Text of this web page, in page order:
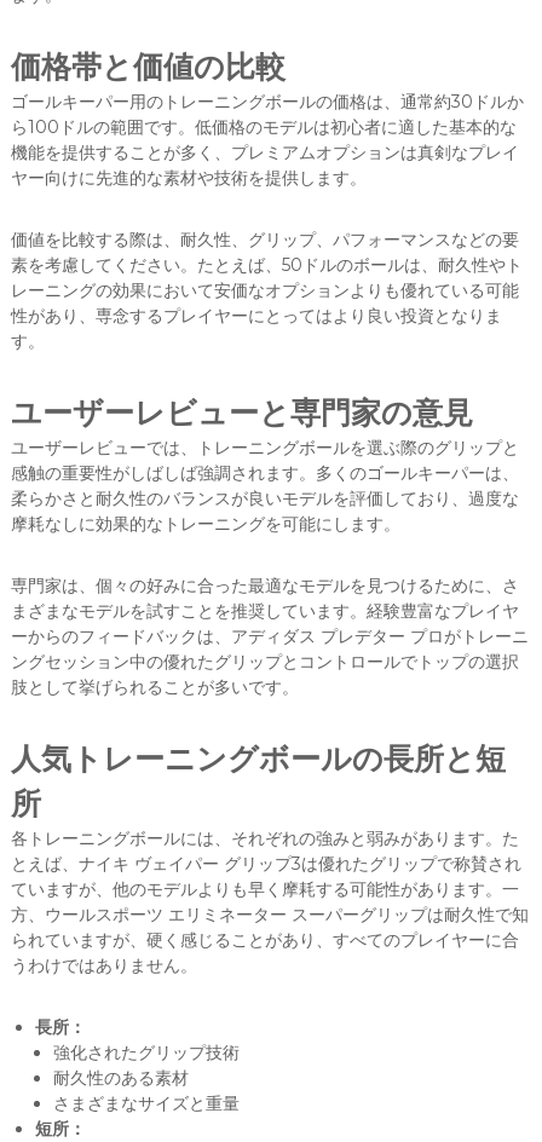
価格帯と価値の比較
ゴールキーパー用のトレーニングボールの価格は、通常約30ドルか
ら100ドルの範囲です。低価格のモデルは初心者に適した基本的な
機能を提供することが多く、プレミアムオプションは真剣なプレイ
ヤー向けに先進的な素材や技術を提供します。
価値を比較する際は、耐久性、グリップ、パフォーマンスなどの要
素を考慮してください。たとえば、50ドルのボールは、耐久性やト
レーニングの効果において安価なオプションよりも優れている可能
性があり、専念するプレイヤーにとってはより良い投資となりま
す。
ユーザーレビューと専門家の意見
ユーザーレビューでは、トレーニングボールを選ぶ際のグリップと
感触の重要性がしばしば強調されます。多くのゴールキーパーは、
柔らかさと耐久性のバランスが良いモデルを評価しており、過度な
摩耗なしに効果的なトレーニングを可能にします。
専門家は、個々の好みに合った最適なモデルを見つけるために、さ
まざまなモデルを試すことを推奨しています。経験豊富なプレイヤ
ーからのフィードバックは、アディダス プレデター プロがトレーニ
ングセッション中の優れたグリップとコントロールでトップの選択
肢として挙げられることが多いです。
人気トレーニングボールの長所と短
所
各トレーニングボールには、それぞれの強みと弱みがあります。た
とえば、ナイキ ヴェイパー グリップ3は優れたグリップで称賛され
ていますが、他のモデルよりも早く摩耗する可能性があります。一
方、ウールスポーツ エリミネーター スーパーグリップは耐久性で知
られていますが、硬く感じることがあり、すべてのプレイヤーに合
うわけではありません。
長所：
強化されたグリップ技術
耐久性のある素材
さまざまなサイズと重量
短所：